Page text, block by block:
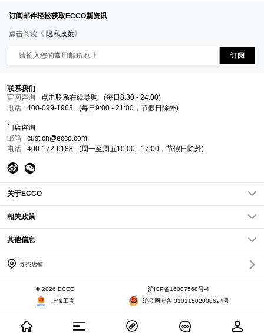
订阅邮件轻松获取ECCO新资讯
点击阅读《 隐私政策》
订阅
联系我们
官网咨询
点击联系在线导购
(每日8:30 - 24:00)
电话
400-099-1963 (每日9:00 - 21:00，节假日除外)
门店咨询
邮箱
cust.cn@ecco.com
电话
400-172-6188 (周一至周五10:00 - 17:00，节假日除外)
关于ECCO
企业责任
相关政策
常见问题FAQs
Cookies政策
其他信息
寻找店铺
© 2026 ECCO
上海工商
沪ICP备16007568号-4
沪公网安备 31011502008624号